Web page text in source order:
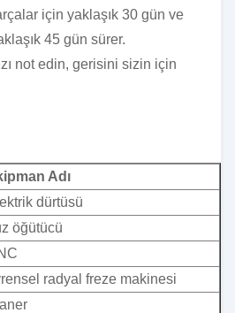
için yaklaşık 30 gün ve
45 gün sürer.
not edin, gerisini sizin için
Adı
dürtüsü
öğütücü
radyal freze makinesi